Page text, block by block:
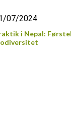
07/2024
i Nepal: